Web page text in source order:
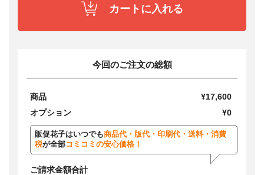
カートに入れる
今回のご注文の総額
商品
¥17,600
オプション
¥0
販促花子はいつでも商品代・版代・印刷代・送料・消費
税が全部コミコミの安心価格！
ご請求金額合計